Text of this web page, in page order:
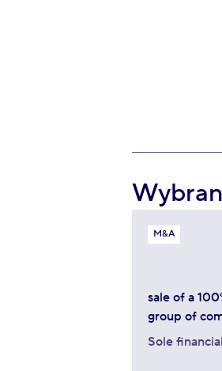
M&A
sale of a
group of
Sole